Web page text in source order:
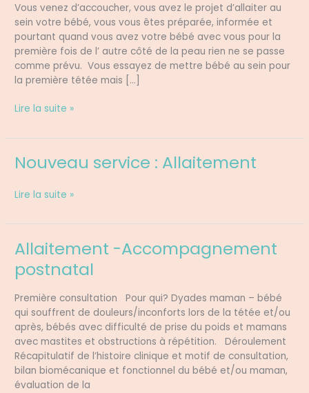
Vous venez d’accoucher, vous avez le projet d’allaiter au
sein votre bébé, vous vous êtes préparée, informée et
pourtant quand vous avez votre bébé avec vous pour la
première fois de l’ autre côté de la peau rien ne se passe
comme prévu. Vous essayez de mettre bébé au sein pour
la première tétée mais […]
ne
s’effacent
pas
avec
le
biberon
Lire la suite »
Nouveau service : Allaitement
Nouveau
:
Lire la suite »
Allaitement -Accompagnement
postnatal
Première consultation Pour qui? Dyades maman – bébé
qui souffrent de douleurs/inconforts lors de la tétée et/ou
après, bébés avec difficulté de prise du poids et mamans
avec mastites et obstructions à répétition. Déroulement
Récapitulatif de l’histoire clinique et motif de consultation,
bilan biomécanique et fonctionnel du bébé et/ou maman,
évaluation de la
Allaitement
Accompagnement